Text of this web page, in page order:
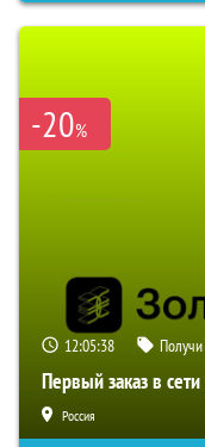
-20%
12:05:37
Первый заказ в
Россия